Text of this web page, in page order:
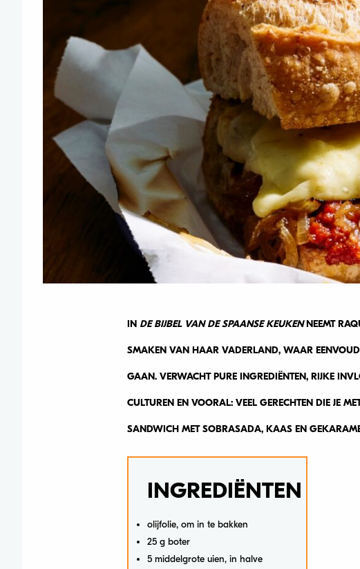
IN DE BIJBEL VAN DE SPAANSE KEUKENNEEMT
SMAKEN VAN HAAR VADERLAND, WAAR
GAAN. VERWACHT PURE INGREDIËNTEN, RIJKE
CULTUREN EN VOORAL: VEEL GERECHTEN DIE JE
SANDWICH MET SOBRASADA, KAAS EN
INGREDIËNTEN
olijfolie, om in te bakken
25 g boter
5 middelgrote uien, in halve